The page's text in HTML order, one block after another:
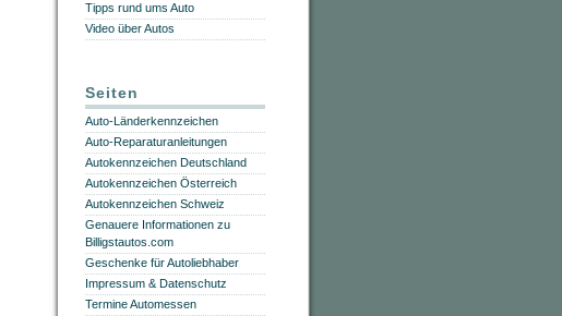
Tipps rund ums Auto
Video über Autos
Seiten
Auto-Länderkennzeichen
Auto-Reparaturanleitungen
Autokennzeichen Deutschland
Autokennzeichen Österreich
Autokennzeichen Schweiz
Genauere Informationen zu
Billigstautos.com
Geschenke für Autoliebhaber
Impressum & Datenschutz
Termine Automessen